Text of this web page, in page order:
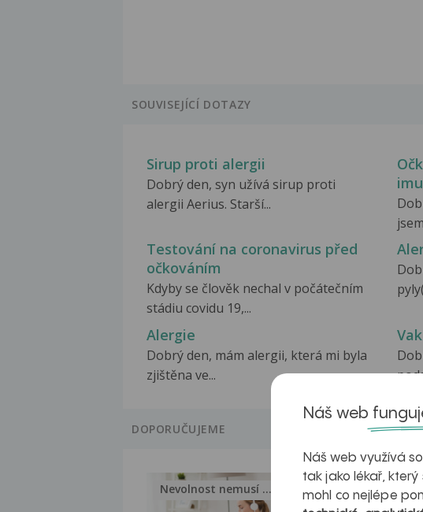
SOUVISEJÍCÍ DOTAZY
Sirup proti alergii
Dobrý den, syn užívá sirup proti
alergii Aerius. Starší...
Testování na coronavirus před
očkováním
Kdyby se člověk nechal v počátečním
stádiu covidu 19,...
Alergie
Dobrý den, mám alergii, která mi byla
zjištěna ve...
DOPORUČUJEME
Nevolnost nemusí být nutnou... Jak na zdravá
Náš web
Náš web využívá
tak jako lékař,
mohl co nejlépe